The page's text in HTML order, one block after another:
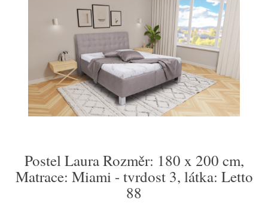
Postel Laura Rozměr: 180 x 200 cm,
Matrace: Miami - tvrdost 3, látka: Letto
88